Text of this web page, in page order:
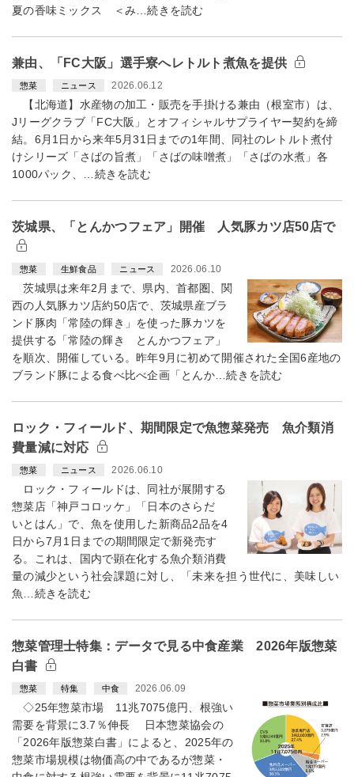
夏の香味ミックス ＜み…続きを読む
兼由、「FC大阪」選手寮へレトルト煮魚を提供
惣菜 ニュース 2026.06.12
【北海道】水産物の加工・販売を手掛ける兼由（根室市）は、
Jリーグクラブ「FC大阪」とオフィシャルサプライヤー契約を締
結。6月1日から来年5月31日までの1年間、同社のレトルト煮付
けシリーズ「さばの旨煮」「さばの味噌煮」「さばの水煮」各
1000パック、…続きを読む
茨城県、「とんかつフェア」開催 人気豚カツ店50店で
惣菜 生鮮食品 ニュース 2026.06.10
茨城県は来年2月まで、県内、首都圏、関
西の人気豚カツ店約50店で、茨城県産ブラ
ンド豚肉「常陸の輝き」を使った豚カツを
提供する「常陸の輝き とんかつフェア」
を順次、開催している。昨年9月に初めて開催された全国6産地の
ブランド豚による食べ比べ企画「とんか…続きを読む
ロック・フィールド、期間限定で魚惣菜発売 魚介類消
費量減に対応
惣菜 ニュース 2026.06.10
ロック・フィールドは、同社が展開する
惣菜店「神戸コロッケ」「日本のさらだ
いとはん」で、魚を使用した新商品2品を4
日から7月1日までの期間限定で新発売す
る。これは、国内で顕在化する魚介類消費
量の減少という社会課題に対し、「未来を担う世代に、美味しい
魚…続きを読む
惣菜管理士特集：データで見る中食産業 2026年版惣菜
白書
惣菜 特集 中食 2026.06.09
◇25年惣菜市場 11兆7075億円、根強い
需要を背景に3.7％伸長 日本惣菜協会の
「2026年版惣菜白書」によると、2025年の
惣菜市場規模は物価高の中であるが惣菜・